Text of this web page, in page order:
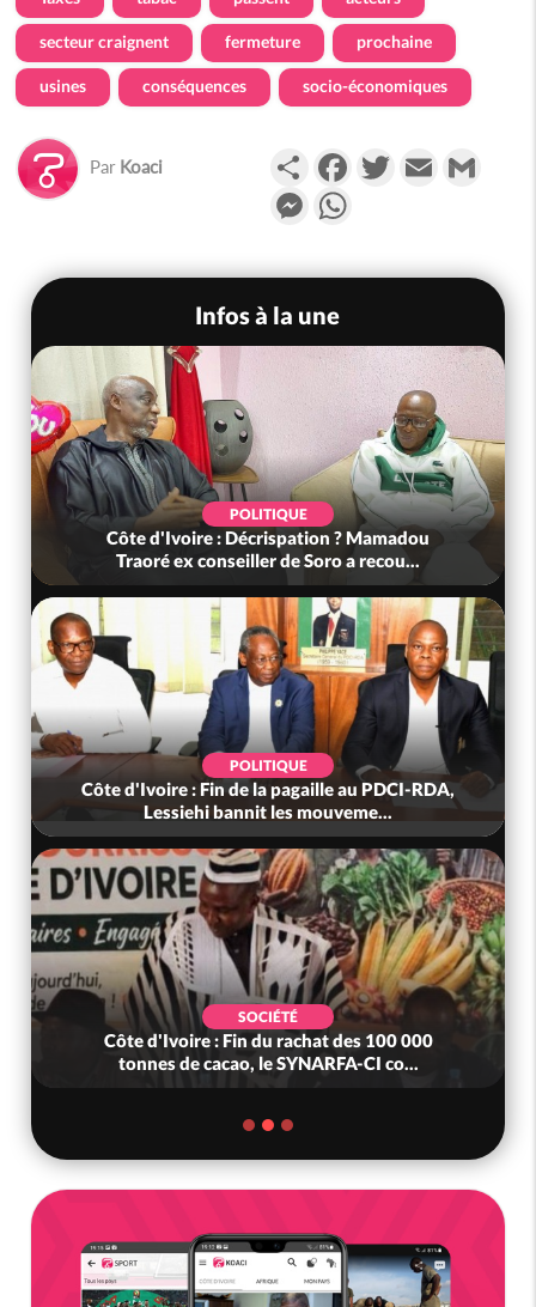
secteur craignent fermeture prochaine
usines conséquences socio-économiques
Par Koaci PartagerFacebookTwitterEmail
Messenger
Infos à la une
POLITIQUE
Côte d'Ivoire : Décrispation ? Mamadou
Traoré ex conseiller de Soro a recou...
POLITIQUE
Côte d'Ivoire : Fin de la pagaille au PDCI-RDA,
Lessiehi bannit les mouveme...
SOCIÉTÉ
Côte d'Ivoire : Fin du rachat des 100 000
tonnes de cacao, le SYNARFA-CI co...